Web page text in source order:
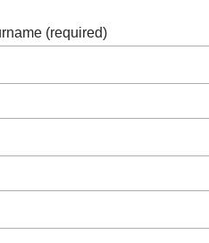
(required)